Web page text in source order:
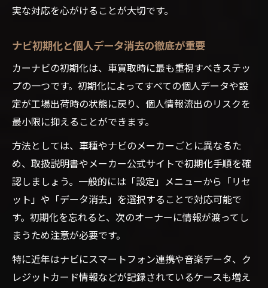
実な対応を心がけることが大切です。
ナビ初期化と個人データ消去の徹底が重要
カーナビの初期化は、車買取時に最も重視すべきステッ
プの一つです。初期化によってすべての個人データや設
定が工場出荷時の状態に戻り、個人情報流出のリスクを
最小限に抑えることができます。
方法としては、車種やナビのメーカーごとに異なるた
め、取扱説明書やメーカー公式サイトで初期化手順を確
認しましょう。一般的には「設定」メニューから「リセ
ット」や「データ消去」を選択することで対応可能で
す。初期化を忘れると、次のオーナーに情報が渡ってし
まうため注意が必要です。
特に近年はナビにスマートフォン連携や音楽データ、ク
レジットカード情報などが記録されているケースも増え